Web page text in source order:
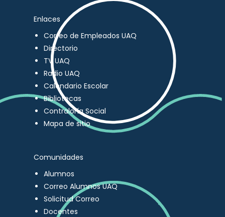
Enlaces
Correo de Empleados UAQ
Directorio
TV UAQ
Radio UAQ
Calendario Escolar
Bibliotecas
Contraloría Social
Mapa de sitio
Comunidades
Alumnos
Correo Alumnos UAQ
Solicitud Correo
Docentes